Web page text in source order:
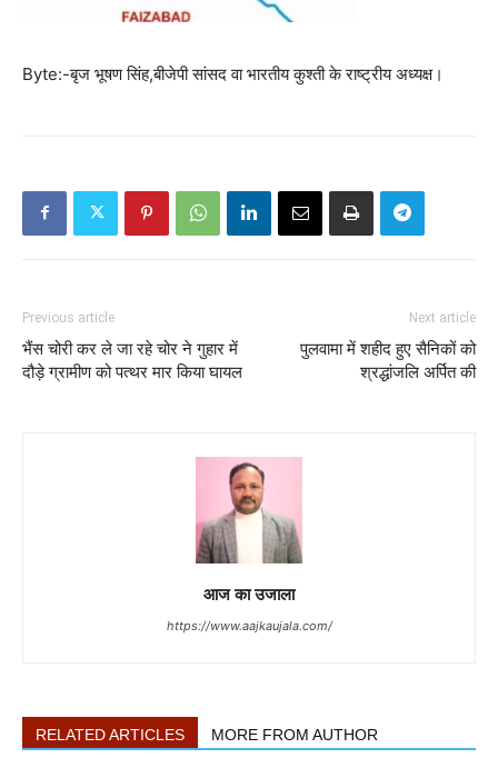
Byte:-बृज भूषण सिंह,बीजेपी सांसद वा भारतीय कुश्ती के राष्ट्रीय अध्यक्ष।
Previous article
भैंस चोरी कर ले जा रहे चोर ने गुहार में
दौड़े ग्रामीण को पत्थर मार किया घायल
Next article
पुलवामा में शहीद हुए सैनिकों को
श्रद्धांजलि अर्पित की
आज का उजाला
https://www.aajkaujala.com/
RELATED ARTICLES MORE FROM AUTHOR